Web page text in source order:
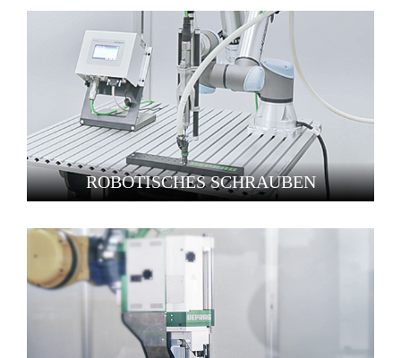
ROBOTISCHES SCHRAUBEN